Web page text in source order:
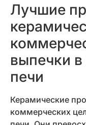
Лучшие
выпечки
печи
Керамические
коммерческих